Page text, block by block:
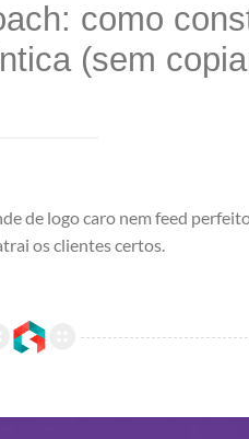
como
(sem
de logo caro nem feed
os clientes certos.
7 formatos de comunidade de coaches: qual gera mais aprendizado, apoio e negócio